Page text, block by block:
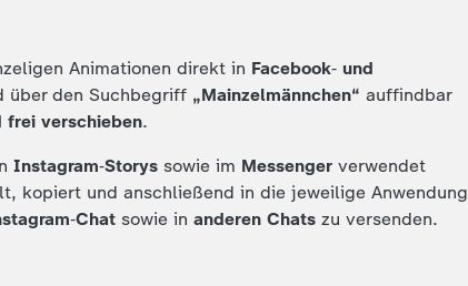
Animationen direkt in Facebook‑ und
über den Suchbegriff „Mainzelmännchen“ auffindbar
frei verschieben.
Instagram‑Storys sowie im Messenger verwendet
kopiert und anschließend in die jeweilige Anwendung
sowie in anderen Chats zu versenden.